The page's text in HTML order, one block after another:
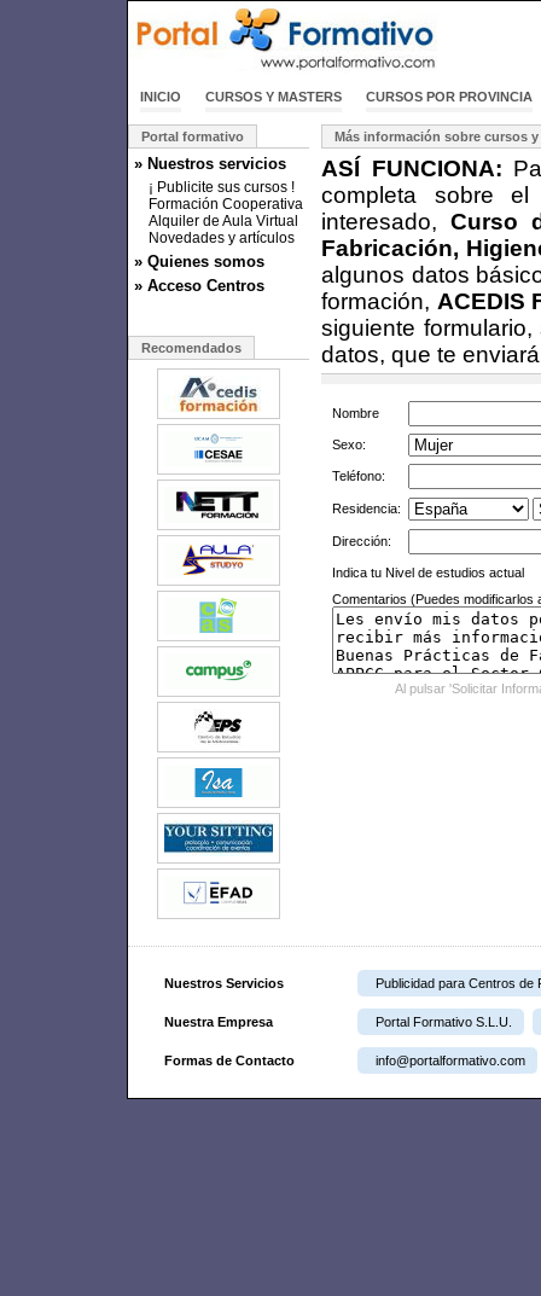
INICIO CURSOS Y MASTERS CURSOS POR PROVINCIA
Portal formativo
» Nuestros servicios
¡ Publicite sus cursos !
Formación Cooperativa
Alquiler de Aula Virtual
Novedades y artículos
» Quienes somos
» Acceso Centros
Recomendados
Más información sobre cursos y
ASÍ FUNCIONA:
completa sobre
interesado, Curso
Fabricación,
algunos datos
formación, ACEDIS
siguiente
datos, que te
Nombre
Sexo:
Teléfono:
Residencia:
Dirección:
Indica tu Nivel de estudios actual
Comentarios (Puedes modificarlos
Al pulsar 'Solicitar
Nuestros Servicios Publicidad para Centros de
Nuestra Empresa Portal Formativo S.L.U.
Formas de Contacto info@portalformativo.com